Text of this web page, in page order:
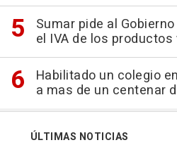
Sumar pide al
el IVA de los
Habilitado un colegio
a mas de un centenar
ÚLTIMAS NOTICIAS